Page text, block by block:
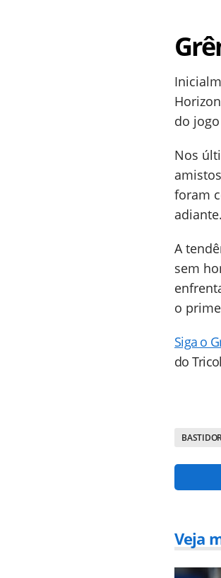
do
Nos
foram
adiante.
A
sem
o
Siga o
do
Veja